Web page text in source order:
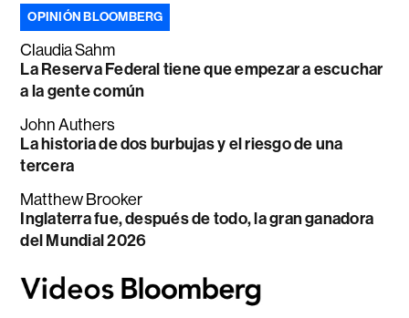
OPINIÓN BLOOMBERG
Claudia Sahm
La Reserva Federal tiene que empezar a escuchar
a la gente común
John Authers
La historia de dos burbujas y el riesgo de una
tercera
Matthew Brooker
Inglaterra fue, después de todo, la gran ganadora
del Mundial 2026